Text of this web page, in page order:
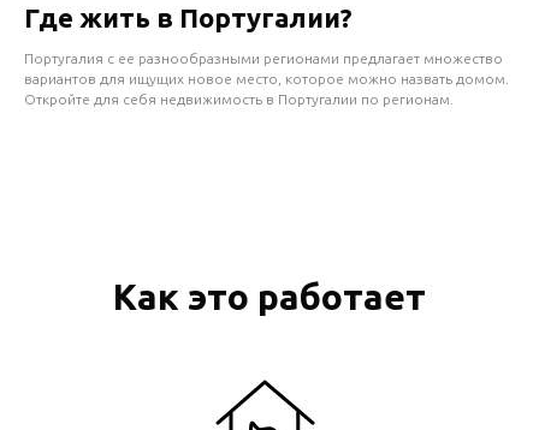
Где жить в Португалии?
Португалия с ее разнообразными регионами предлагает множество
вариантов для ищущих новое место, которое можно назвать домом.
Откройте для себя недвижимость в Португалии по регионам.
Как это работает